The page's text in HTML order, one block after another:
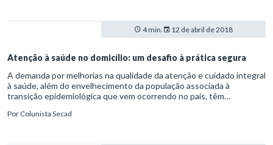
4 min. 12 de abril de 2018
Atenção à saúde no domicílio: um desafio à prática segura
A demanda por melhorias na qualidade da atenção e cuidado integral
à saúde, além do envelhecimento da população associada à
transição epidemiológica que vem ocorrendo no país, têm
cuidado em saúde com destaque para o surgimento de formas de
Por Colunista Secad